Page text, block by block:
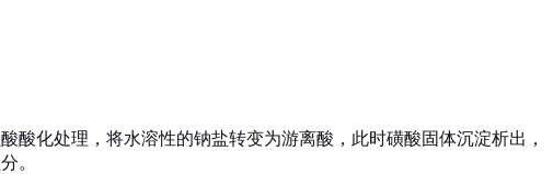
化处理，将水溶性的钠盐转变为游离酸，此时磺酸固体沉淀析出，
。